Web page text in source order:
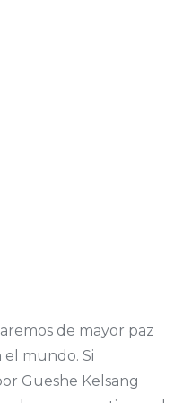
de mayor paz
mundo. Si
Gueshe Kelsang